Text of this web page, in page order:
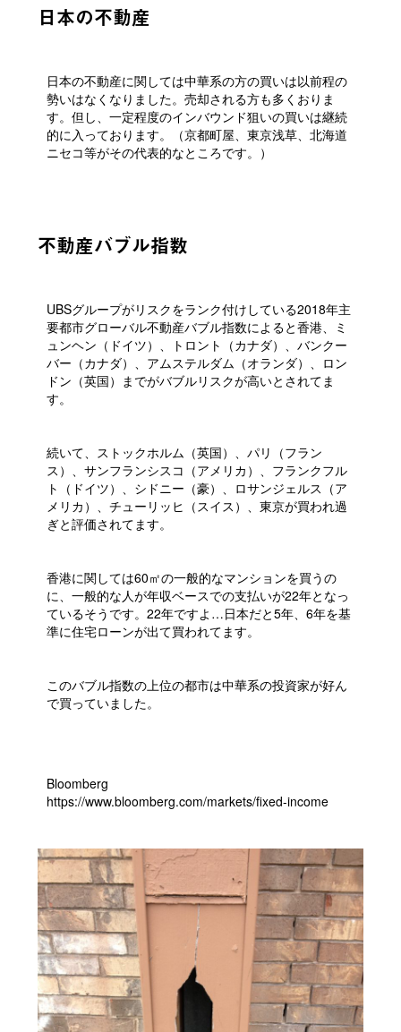
日本の不動産
日本の不動産に関しては中華系の方の買いは以前程の
勢いはなくなりました。売却される方も多くおりま
す。但し、一定程度のインバウンド狙いの買いは継続
的に入っております。（京都町屋、東京浅草、北海道
ニセコ等がその代表的なところです。）
不動産バブル指数
UBSグループがリスクをランク付けしている2018年主
要都市グローバル不動産バブル指数によると香港、ミ
ュンヘン（ドイツ）、トロント（カナダ）、バンクー
バー（カナダ）、アムステルダム（オランダ）、ロン
ドン（英国）までがバブルリスクが高いとされてま
す。
続いて、ストックホルム（英国）、パリ（フラン
ス）、サンフランシスコ（アメリカ）、フランクフル
ト（ドイツ）、シドニー（豪）、ロサンジェルス（ア
メリカ）、チューリッヒ（スイス）、東京が買われ過
ぎと評価されてます。
香港に関しては60㎡の一般的なマンションを買うの
に、一般的な人が年収ベースでの支払いが22年となっ
ているそうです。22年ですよ…日本だと5年、6年を基
準に住宅ローンが出て買われてます。
このバブル指数の上位の都市は中華系の投資家が好ん
で買っていました。
Bloomberg
https://www.bloomberg.com/markets/fixed-income